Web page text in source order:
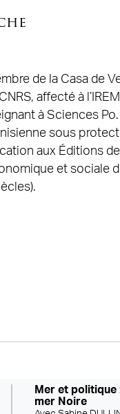
de la Casa de
affecté à
à Sciences
sous
aux Éditions de
et sociale
Mer et
mer Noire